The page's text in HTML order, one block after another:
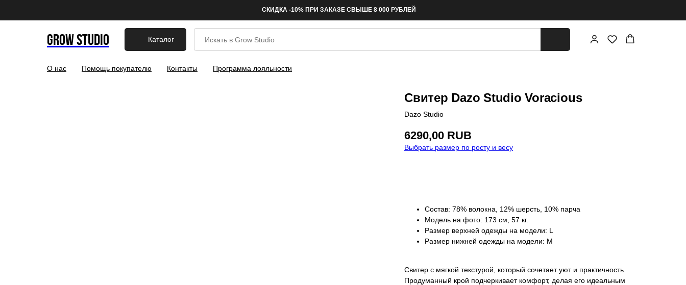
СКИДКА -10% ПРИ ЗАКАЗЕ СВЫШЕ 8 000 РУБЛЕЙ
GROW STUDIO Каталог
О нас Помощь покупателю Контакты Программа лояльности
Свитер Dazo Studio Voracious
Dazo Studio
6290,00 RUB
Выбрать размер по росту и весу
Состав: 78% волокна, 12% шерсть, 10% парча
Модель на фото: 173 см, 57 кг.
Размер верхней одежды на модели: L
Размер нижней одежды на модели: М
Свитер с мягкой текстурой, который сочетает уют и практичность.
Продуманный крой подчеркивает комфорт, делая его идеальным